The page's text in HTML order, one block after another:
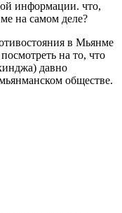
информации. что,
на самом деле?
в Мьянме
на то, что
давно
обществе.